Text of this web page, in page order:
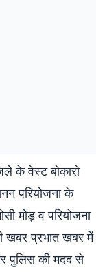
के वेस्ट बोकारो
परियोजना के
मोड़ व परियोजना
खबर प्रभात खबर में
पुलिस की मदद से